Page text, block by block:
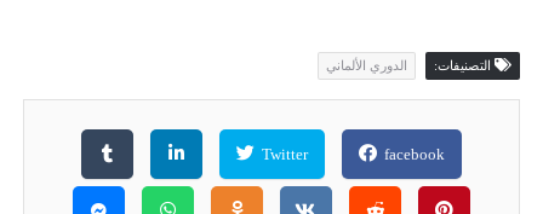
التصنيفات: الدوري الألماني
facebook
Twitter